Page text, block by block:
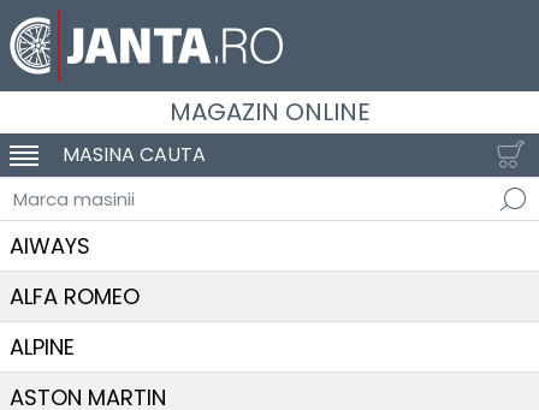
MAGAZIN ONLINE
SCHIMBA NAVIGAREA
MASINA CAUTA
Marca masinii
AIWAYS
ALFA ROMEO
ALPINE
ASTON MARTIN